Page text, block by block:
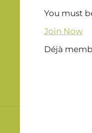
You must
Join Now
Déjà